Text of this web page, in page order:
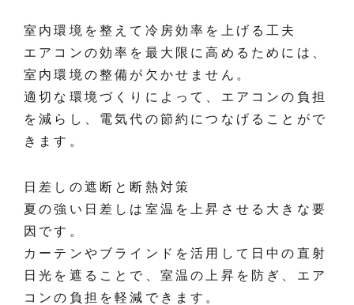
室内環境を整えて冷房効率を上げる工夫
エアコンの効率を最大限に高めるためには、
室内環境の整備が欠かせません。
適切な環境づくりによって、エアコンの負担
を減らし、電気代の節約につなげることがで
きます。
日差しの遮断と断熱対策
夏の強い日差しは室温を上昇させる大きな要
因です。
カーテンやブラインドを活用して日中の直射
日光を遮ることで、室温の上昇を防ぎ、エア
コンの負担を軽減できます。